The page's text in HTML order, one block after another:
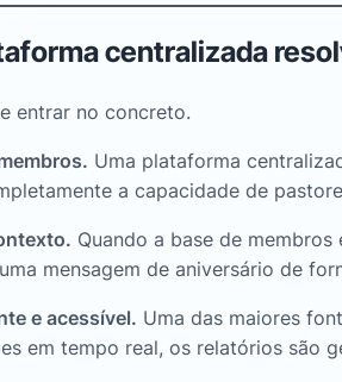
centralizada
entrar no concreto.
Uma plataforma
a capacidade de
Quando a base de
mensagem de aniversário de
e acessível. Uma das maiores
em tempo real, os relatórios são